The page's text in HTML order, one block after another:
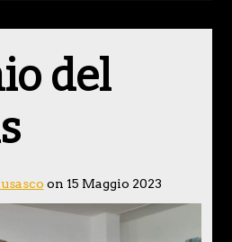
del
on 15 Maggio 2023